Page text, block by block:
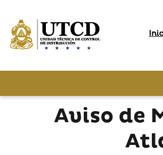
Aviso de